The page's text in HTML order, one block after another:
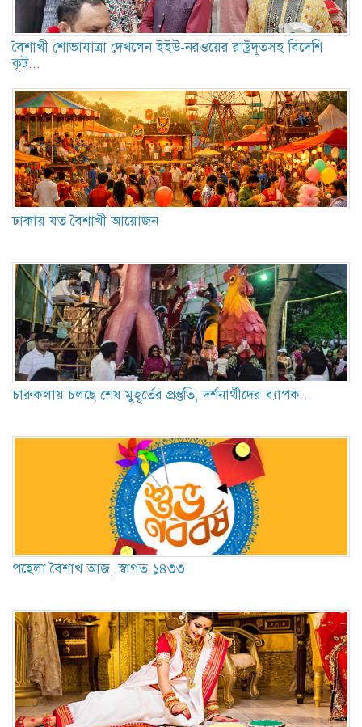
বৈশাখী শোভাযাত্রা দেখলেন ইইউ-নরও‌য়ের রাষ্ট্রদূতসহ বিদেশি
কূট...
ঢাকায় যত বৈশাখী আয়োজন
চারুকলায় চলছে শেষ মুহূর্তের প্রস্তুতি, দর্শনার্থীদের ব্যাপক...
পহেলা বৈশাখ আজ, স্বাগত ১৪৩৩